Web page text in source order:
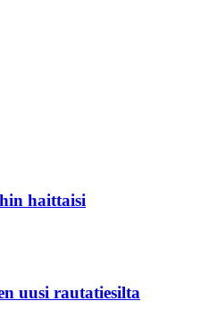
haittaisi
uusi rautatiesilta